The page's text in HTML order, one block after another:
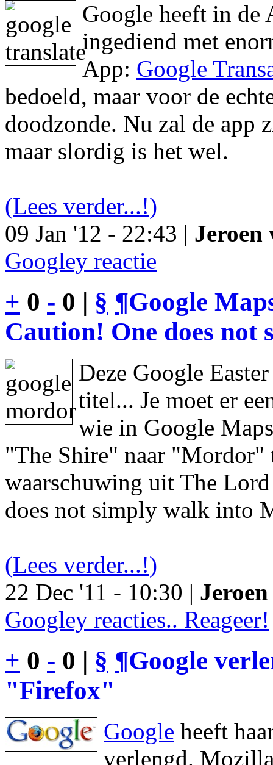
Google heeft in de
ingediend met
App: Google
bedoeld, maar voor de
doodzonde. Nu zal de app
maar slordig is het wel.
(Lees verder...!)
09 Jan '12 - 22:43 | Jeroen
Googley reactie
+ 0 - 0 | § ¶Google
Caution! One does
Deze Google
titel... Je moet er
wie in Google
"The Shire" naar "Mordor"
waarschuwing uit The
does not simply walk into
(Lees verder...!)
22 Dec '11 - 10:30 |
Googley reacties.. Reageer!
+ 0 - 0 | § ¶Google
"Firefox"
Google heeft
verlengd.